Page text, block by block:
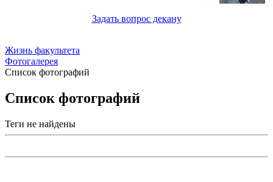
Задать вопрос декану
Жизнь факультета
Фотогалерея
Список фотографий
Список фотографий
Теги не найдены